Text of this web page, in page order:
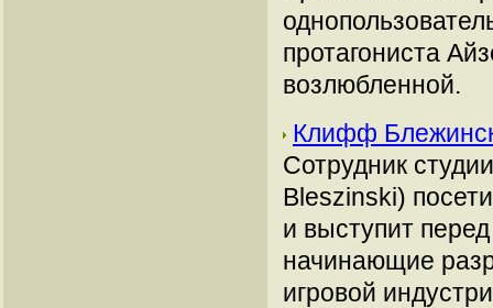
протагониста
возлюбленной.
Клифф
Сотрудник
Bleszinski)
и выступит
начинающие
игровой